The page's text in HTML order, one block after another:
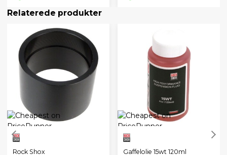
Relaterede produkter
Rock Shox
Gaffelolie 15wt 120ml